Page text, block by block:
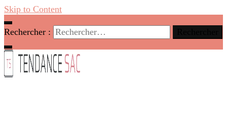
Skip to Content
Rechercher :